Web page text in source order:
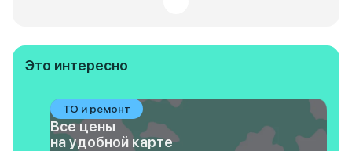
Это интересно
ТО и ремонт
Все цены
на удобной карте